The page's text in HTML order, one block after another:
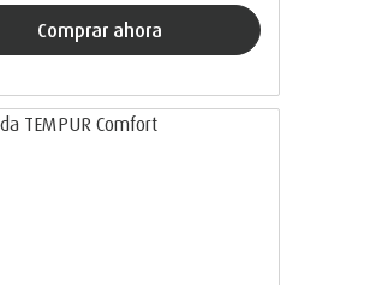
Comprar ahora